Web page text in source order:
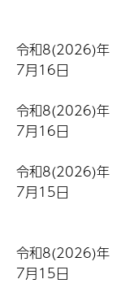
令和8(2026)年
7月16日
令和8(2026)年
7月16日
令和8(2026)年
7月15日
令和8(2026)年
7月15日